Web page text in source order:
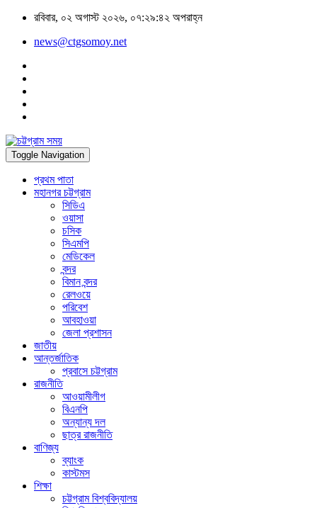
রবিবার, ০২ অগাস্ট ২০২৬, ০৭:২৯:৪২ অপরাহ্ন
news@ctgsomoy.net
Toggle Navigation
প্রথম পাতা
মহানগর চট্টগ্রাম
সিডিএ
ওয়াসা
চসিক
সিএমপি
মেডিকেল
বন্দর
বিমান বন্দর
রেলওয়ে
পরিবেশ
আবহাওয়া
জেলা প্রশাসন
জাতীয়
আন্তর্জাতিক
প্রবাসে চট্টগ্রাম
রাজনীতি
আওয়ামীলীগ
বিএনপি
অন্যান্য দল
ছাত্র রাজনীতি
বাণিজ্য
ব্যাংক
কাস্টমস
শিক্ষা
চট্টগ্রাম বিশ্ববিদ্যালয়